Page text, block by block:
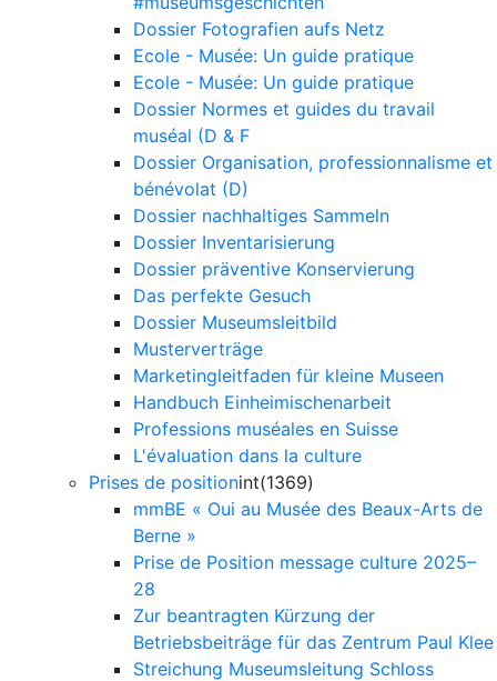
Dossier Fotografien aufs Netz
Ecole - Musée: Un guide pratique
Ecole - Musée: Un guide pratique
Dossier Normes et guides du travail
muséal (D & F
Dossier Organisation, professionnalisme et
bénévolat (D)
Dossier nachhaltiges Sammeln
Dossier Inventarisierung
Dossier präventive Konservierung
Das perfekte Gesuch
Dossier Museumsleitbild
Musterverträge
Marketingleitfaden für kleine Museen
Handbuch Einheimischenarbeit
Professions muséales en Suisse
L'évaluation dans la culture
Prises de positionint(1369)
mmBE « Oui au Musée des Beaux-Arts de
Berne »
Prise de Position message culture 2025–
28
Zur beantragten Kürzung der
Betriebsbeiträge für das Zentrum Paul Klee
Streichung Museumsleitung Schloss